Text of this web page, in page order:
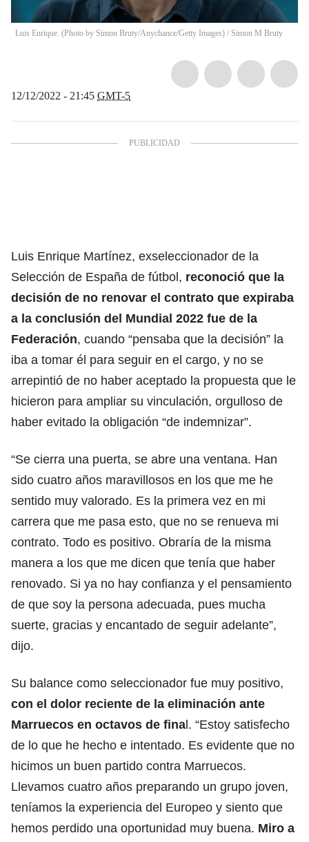
Luis Enrique. (Photo by Simon Bruty/Anychance/Getty Images) / Simon M Bruty
12/12/2022 - 21:45 GMT-5
Luis Enrique Martínez, exseleccionador de la
Selección de España de fútbol, reconoció que la
decisión de no renovar el contrato que expiraba
a la conclusión del Mundial 2022 fue de la
Federación, cuando “pensaba que la decisión” la
iba a tomar él para seguir en el cargo, y no se
arrepintió de no haber aceptado la propuesta que le
hicieron para ampliar su vinculación, orgulloso de
haber evitado la obligación “de indemnizar”.
“Se cierra una puerta, se abre una ventana. Han
sido cuatro años maravillosos en los que me he
sentido muy valorado. Es la primera vez en mi
carrera que me pasa esto, que no se renueva mi
contrato. Todo es positivo. Obraría de la misma
manera a los que me dicen que tenía que haber
renovado. Si ya no hay confianza y el pensamiento
de que soy la persona adecuada, pues mucha
suerte, gracias y encantado de seguir adelante”,
dijo.
Su balance como seleccionador fue muy positivo,
con el dolor reciente de la eliminación ante
Marruecos en octavos de final. “Estoy satisfecho
de lo que he hecho e intentado. Es evidente que no
hicimos un buen partido contra Marruecos.
Llevamos cuatro años preparando un grupo joven,
teníamos la experiencia del Europeo y siento que
hemos perdido una oportunidad muy buena. Miro a